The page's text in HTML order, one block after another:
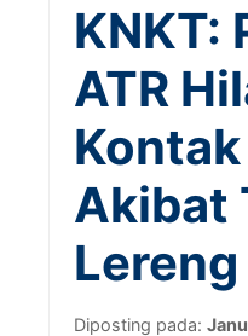
KNKT:
ATR
Akibat
Lereng
Diposting pada: